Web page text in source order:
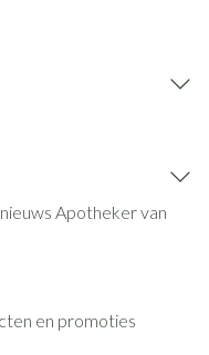
Apotheker van
en promoties